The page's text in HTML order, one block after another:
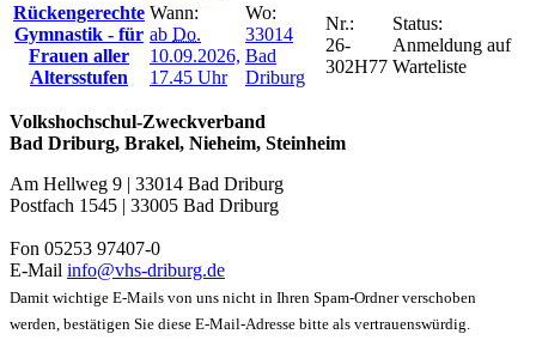
Rückengerechte
Gymnastik - für
Frauen aller
Altersstufen
Wann:
ab Do.
10.09.2026,
17.45 Uhr
Wo:
33014
Bad
Driburg
Nr.:
26-
302H77
Status:
Anmeldung auf
Warteliste
Volkshochschul-Zweckverband
Bad Driburg, Brakel, Nieheim, Steinheim
Am Hellweg 9 | 33014 Bad Driburg
Postfach 1545 | 33005 Bad Driburg
Fon 05253 97407-0
E-Mail info@vhs-driburg.de
Damit wichtige E-Mails von uns nicht in Ihren Spam-Ordner verschoben
werden, bestätigen Sie diese E-Mail-Adresse bitte als vertrauenswürdig.